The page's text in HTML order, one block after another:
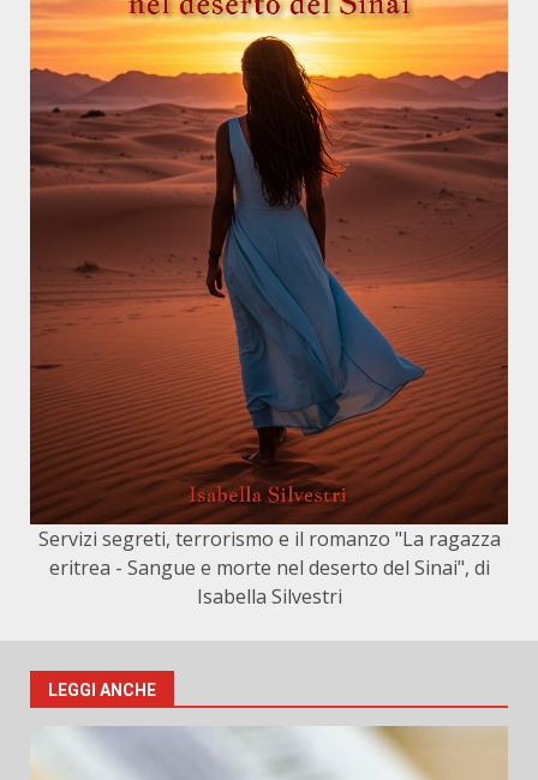
Servizi segreti, terrorismo e il romanzo "La ragazza
eritrea - Sangue e morte nel deserto del Sinai", di
Isabella Silvestri
LEGGI ANCHE